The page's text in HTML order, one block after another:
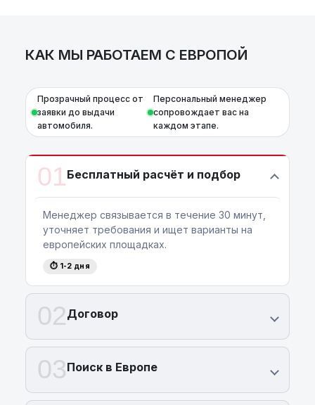
КАК МЫ РАБОТАЕМ С ЕВРОПОЙ
Прозрачный процесс от
заявки до выдачи
автомобиля.
Персональный менеджер
сопровождает вас на
каждом этапе.
01Бесплатный расчёт и подбор
Менеджер связывается в течение 30 минут,
уточняет требования и ищет варианты на
европейских площадках.
⏱ 1-2 дня
02Договор
03Поиск в Европе